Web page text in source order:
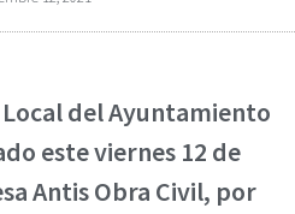
del Ayuntamiento
este viernes 12 de
Antis Obra Civil, por